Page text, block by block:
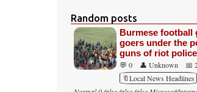
Random posts
Burmese football
goers under the
guns of riot police
💬 0 👤 Unknown
📅
🔖Local News Headlines